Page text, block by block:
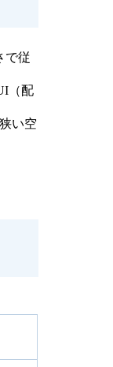
で従
（配
い空